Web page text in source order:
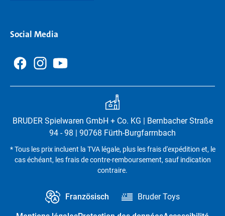
Social Media
BRUDER Spielwaren GmbH + Co. KG | Bernbacher Straße
94 - 98 | 90768 Fürth-Burgfarrnbach
* Tous les prix incluent la TVA légale, plus les frais d'expédition et, le
cas échéant, les frais de contre-remboursement, sauf indication
contraire.
Französisch Bruder Toys